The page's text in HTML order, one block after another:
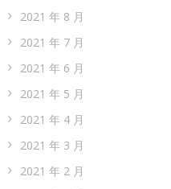
2021 年 8 月
2021 年 7 月
2021 年 6 月
2021 年 5 月
2021 年 4 月
2021 年 3 月
2021 年 2 月